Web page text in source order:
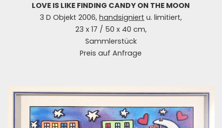
LOVE IS LIKE FINDING CANDY ON THE MOON
3 D Objekt 2006,handsigniert u. limitiert,
23 x 17 / 50 x 40 cm,
Sammlerstück
Preis auf Anfrage